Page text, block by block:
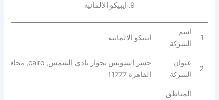
9. ايبيكو الالمانيه
1
اسم
الشركة
ايبيكو الالمانيه
2
عنوان
الشركة
جسر السويس بجوار نادى الشمس, cairo, محافظة
القاهرة‬ 11777
المناطق